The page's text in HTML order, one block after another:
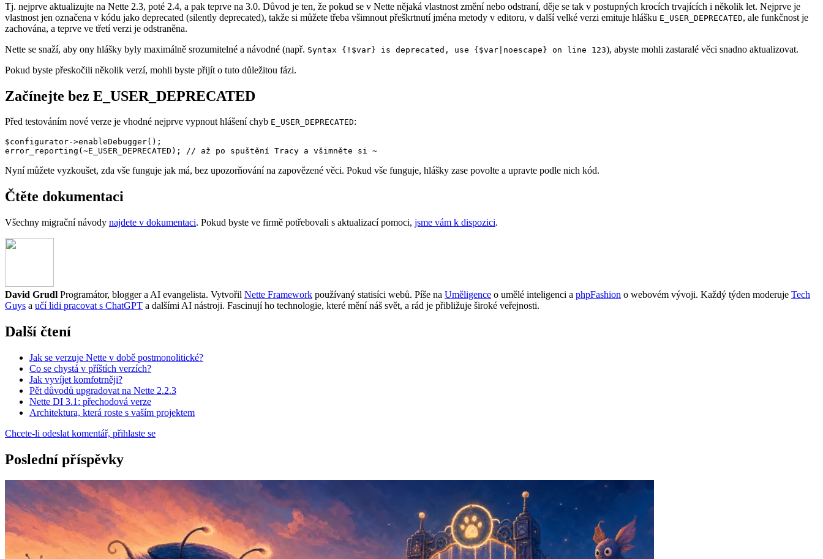
Tj. nejprve aktualizujte na Nette 2.3, poté 2.4, a pak teprve na 3.0. Důvod je ten, že pokud se v Nette nějaká vlastnost změní nebo odstraní, děje se tak v postupných krocích trvajících i několik let. Nejprve je
vlastnost jen označena v kódu jako deprecated (silently deprecated), takže si můžete třeba všimnout přeškrtnutí jména metody v editoru, v další velké verzi emituje hlášku E_USER_DEPRECATED, ale funkčnost je
zachována, a teprve ve třetí verzi je odstraněna.
Nette se snaží, aby ony hlášky byly maximálně srozumitelné a návodné (např. Syntax {!$var} is deprecated, use {$var|noescape} on line 123), abyste mohli zastaralé věci snadno aktualizovat.
Pokud byste přeskočili několik verzí, mohli byste přijít o tuto důležitou fázi.
Začínejte bez E_USER_DEPRECATED
Před testováním nové verze je vhodné nejprve vypnout hlášení chyb E_USER_DEPRECATED:
$configurator->enableDebugger();
Nyní můžete vyzkoušet, zda vše funguje jak má, bez upozorňování na zapovězené věci. Pokud vše funguje, hlášky zase povolte a upravte podle nich kód.
Čtěte dokumentaci
Všechny migrační návody najdete v dokumentaci. Pokud byste ve firmě potřebovali s aktualizací pomoci, jsme vám k dispozici.
David Grudl Programátor, blogger a AI evangelista. Vytvořil Nette Framework používaný statisíci webů. Píše na Uměligence o umělé inteligenci a phpFashion o webovém vývoji. Každý týden moderuje Tech
Guys a učí lidi pracovat s ChatGPT a dalšími AI nástroji. Fascinují ho technologie, které mění náš svět, a rád je přibližuje široké veřejnosti.
Další čtení
Jak se verzuje Nette v době postmonolitické?
Co se chystá v příštích verzích?
Jak vyvíjet komfotrněji?
Pět důvodů upgradovat na Nette 2.2.3
Nette DI 3.1: přechodová verze
Architektura, která roste s vaším projektem
Chcete-li odeslat komentář, přihlaste se
Poslední příspěvky